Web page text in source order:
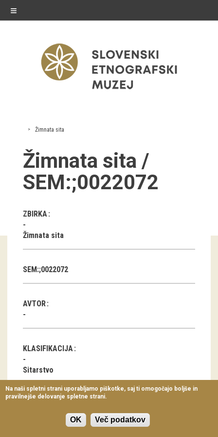
≡
razstave
Stalne razstave
Občasne razstave
Gostovanja
E-razstave
Virtualni sprehodi
Razstavni projekti
Napovednik
dogodki
Prireditve
Predavanja
Delavnice
Vodeni ogledi
Žimnata sita
Žimnata sita /
SEM:;0022072
ZBIRKA
Žimnata sita
SEM:;0022072
AVTOR
KLASIFIKACIJA
Sitarstvo
Na naši spletni strani uporabljamo piškotke, saj ti omogočajo boljše in
pravilnejše delovanje spletne strani.
OK Več podatkov